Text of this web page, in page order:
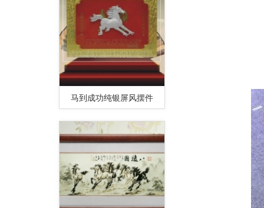
马到成功纯银屏风摆件